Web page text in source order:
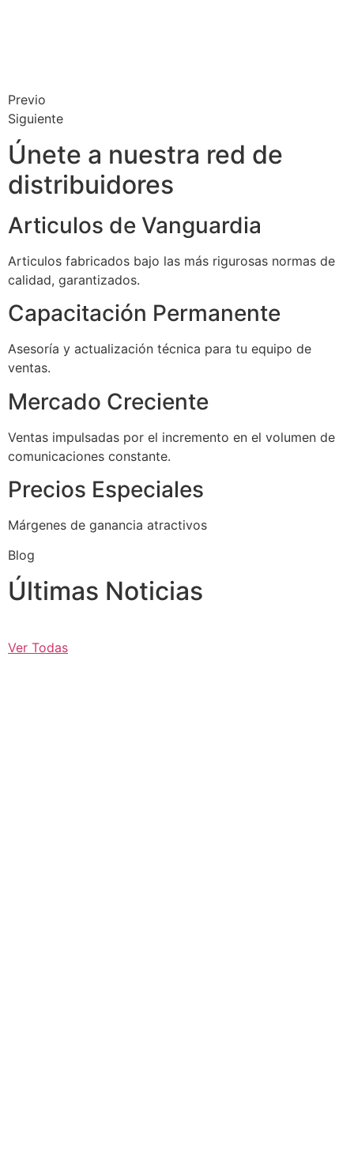
Previo
Siguiente
Únete a nuestra red de
distribuidores
Articulos de Vanguardia
Articulos fabricados bajo las más rigurosas normas de
calidad, garantizados.
Capacitación Permanente
Asesoría y actualización técnica para tu equipo de
ventas.
Mercado Creciente
Ventas impulsadas por el incremento en el volumen de
comunicaciones constante.
Precios Especiales
Márgenes de ganancia atractivos
Blog
Últimas Noticias
Ver Todas